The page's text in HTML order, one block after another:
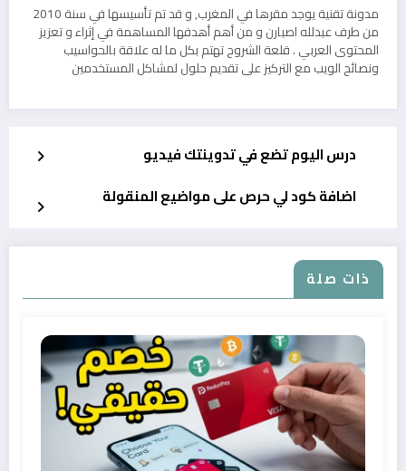
مدونة تقنية يوجد مقرها في المغرب, و قد تم تأسيسها في سنة 2010
من طرف عبدلله اصبارن و من أهم أهدفها المساهمة في إثراء و تعزيز
المحتوى العربي . قلعة الشروح تهتم بكل ما له علاقة بالحواسيب
ونصائح الويب مع التركيز على تقديم حلول لمشاكل المستخدمين
درس اليوم تضع في تدوينتك فيديو
اضافة كود لي حرص على مواضيع المنقولة
ذات صلة